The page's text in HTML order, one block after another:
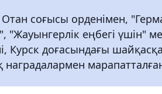
Отан соғысы орденімен,
"Жауынгерлік еңбегі үшін"
Курск доғасындағы